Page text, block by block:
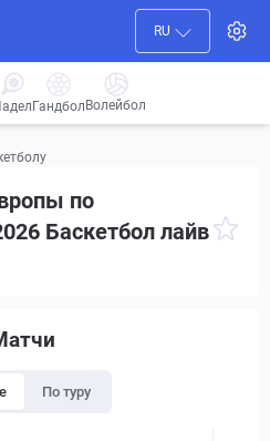
RU
Гандбол Волейбол
по
Баскетбол лайв
По туру